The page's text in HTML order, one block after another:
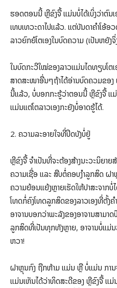
ຮອດຕອນນີ້ ຫຼີຂົງຈື້ ແມ່ນບໍ່ໄດ້ເບິ່ງວ່າຕົນເ
ເທບເທວະດາໄປແລ້ວ. ແຕ່ບັນດາຄຳໂອ້
ລາວຍົກຍໍໂຕເອງໃນບົດຄວາມ (ເປັນຫຍັງ
ໃນບົດກະວີໃໝ່ຂອງລາວແມ່ນໄດທຽບໂຕ
ສາດສະໜາອື່ນໆຖ້າໄດ້ອ່ານບົດຄວມຂອ
ນີ້ແລ້ວ, ບໍ່ບອກກະຮູ້ວ່າຕອນນີ້ ຫຼີຂົງຈື້ ແ
ແມ່ນແຕ່ໂຕລາວເອງກະຍັງບໍ່ອາດຮູ້ໄດ້.
2. ຄວາມລະອາຍໃຈທີ່ປິດບັງບໍ່ຢູ່
ຫຼີຂົງຈື້ ຈຳເປັນທີ່ຈະຕ້ອງສ້າງນະວະນິຍາ
ຄວາມເຊື່ອ ແລະ ສືບຕໍ່ຄອບງຳລູກສິດ ຝ
ຄວາມຍ້ອນແຍ້ງຫຼາຍເຮັດໃຫ້ປາສະຈາກ
ໂທດກໍ່ຄົງໂທດລູກສິດຂອງລາວເອງທີ່ຕັ້ງຄ
ອາຈານບອກວ່າພະລັງຂອງອາຈານສາມ
ລູກສິດທີ່ເປັນທຸກທັງຫຼາຍ, ອາຈານບໍ່ແມ່
ຫວາ!
ຝາຫຼຸນກົງ ຖືກຫ້າມ ແມ່ນ ຫຼື ບໍ່ແມ່ນ ການ
ແມ່ນເຫັນໄດ້ວ່າທິດສະດີຂອງ ຫຼີຂົງຈື້ ແ